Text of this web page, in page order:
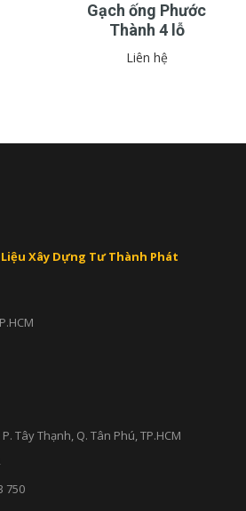
Gạch ống Phước
Thành 4 lỗ
Liên hệ
Liệu Xây Dựng Tư Thành Phát
Tây Thạnh, Q. Tân Phú, TP.HCM
750